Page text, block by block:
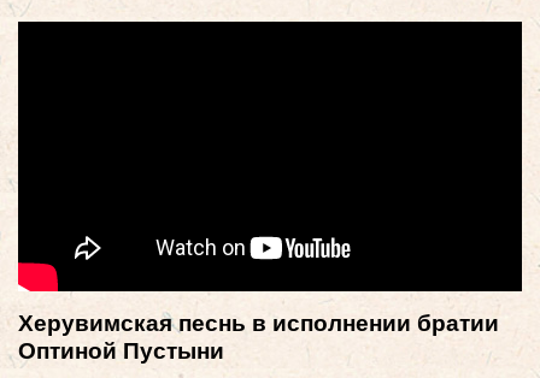
Херувимская песнь в исполнении братии
Оптиной Пустыни